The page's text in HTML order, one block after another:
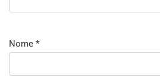
Nome *